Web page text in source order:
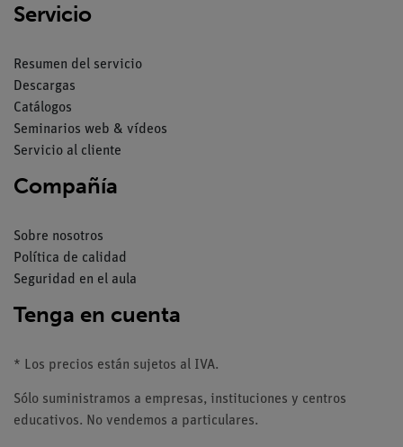
Servicio
Resumen del servicio
Descargas
Catálogos
Seminarios web & vídeos
Servicio al cliente
Compañía
Sobre nosotros
Política de calidad
Seguridad en el aula
Tenga en cuenta
* Los precios están sujetos al IVA.
Sólo suministramos a empresas, instituciones y centros
educativos. No vendemos a particulares.